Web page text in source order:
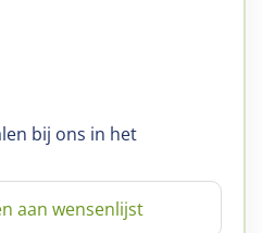
bij ons in het